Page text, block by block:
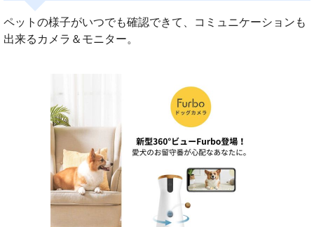
ペットの様子がいつでも確認できて、コミュニケーションも
出来るカメラ＆モニター。